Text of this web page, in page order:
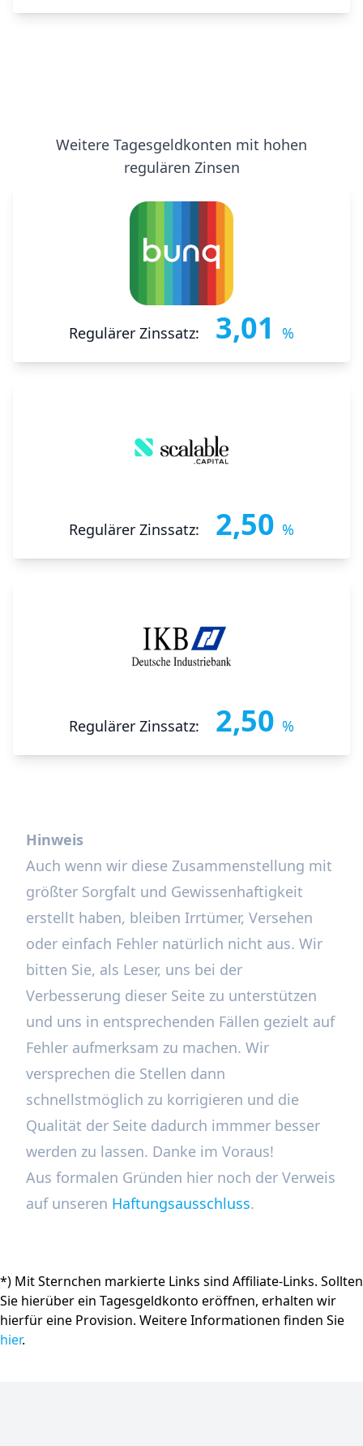
Weitere Tagesgeldkonten mit hohen
regulären Zinsen
Regulärer Zinssatz: 3,01 %
Regulärer Zinssatz: 2,50 %
Regulärer Zinssatz: 2,50 %
Hinweis
Auch wenn wir diese Zusammenstellung mit
größter Sorgfalt und Gewissenhaftigkeit
erstellt haben, bleiben Irrtümer, Versehen
oder einfach Fehler natürlich nicht aus. Wir
bitten Sie, als Leser, uns bei der
Verbesserung dieser Seite zu unterstützen
und uns in entsprechenden Fällen gezielt auf
Fehler aufmerksam zu machen. Wir
versprechen die Stellen dann
schnellstmöglich zu korrigieren und die
Qualität der Seite dadurch immmer besser
werden zu lassen. Danke im Voraus!
Aus formalen Gründen hier noch der Verweis
auf unseren Haftungsausschluss.
*) Mit Sternchen markierte Links sind Affiliate-Links. Sollten
Sie hierüber ein Tagesgeldkonto eröffnen, erhalten wir
hierfür eine Provision. Weitere Informationen finden Sie
hier.